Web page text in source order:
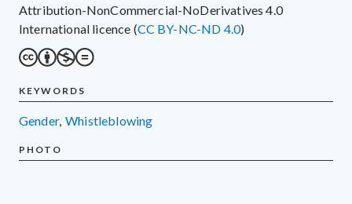
Attribution-NonCommercial-NoDerivatives 4.0
International licence (CC BY-NC-ND 4.0)
KEYWORDS
gender, whistleblowing
PHOTO